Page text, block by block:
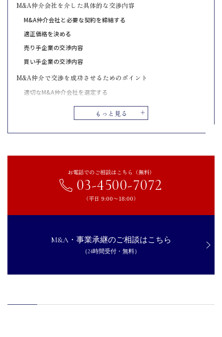
もっと見る
M&A仲介会社を介した具体的な交渉内容
M&A仲介会社と必要な契約を締結する
適正価格を決める
売り手企業の交渉内容
買い手企業の交渉内容
M&A仲介で交渉を成功させるためのポイント
適切なM&A仲介会社を選定する
デューデリジェンスを徹底する
トップ面談は誠実かつ好印象で臨む
M&A仲介会社を活用するメリット
買い手企業候補を見つけることができる
難しい交渉の際にも間に入ってもらうことができる
直接交渉の禁止の範囲を確認する
テール条項におけるテール期間を確認する
る
お電話でのご相談はこちら（無料）
03-4500-7072
（平日 9:00〜18:00）
M&A・事業承継のご相談はこちら
（24時間受付・無料）